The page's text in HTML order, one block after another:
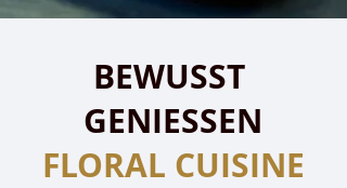
BEWUSST
GENIESSEN
FLORAL CUISINE